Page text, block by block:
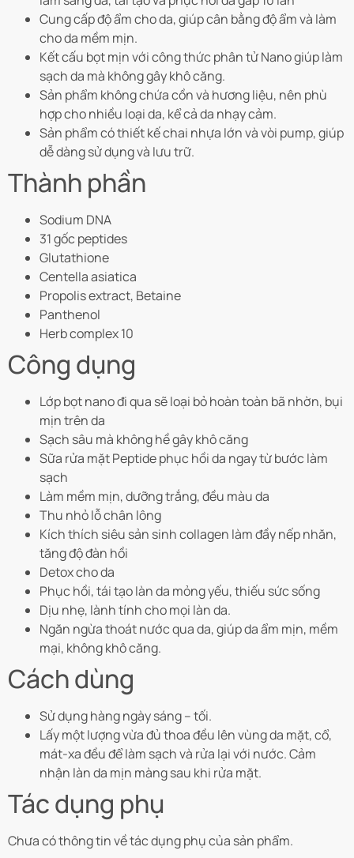
Cung cấp độ ẩm cho da, giúp cân bằng độ ẩm và làm
cho da mềm mịn.
Kết cấu bọt mịn với công thức phân tử Nano giúp làm
sạch da mà không gây khô căng.
Sản phẩm không chứa cồn và hương liệu, nên phù
hợp cho nhiều loại da, kể cả da nhạy cảm.
Sản phẩm có thiết kế chai nhựa lớn và vòi pump, giúp
dễ dàng sử dụng và lưu trữ.
Thành phần
Sodium DNA
31 gốc peptides
Glutathione
Centella asiatica
Propolis extract, Betaine
Panthenol
Herb complex 10
Công dụng
Lớp bọt nano đi qua sẽ loại bỏ hoàn toàn bã nhờn, bụi
mịn trên da
Sạch sâu mà không hề gây khô căng
Sữa rửa mặt Peptide phục hồi da ngay từ bước làm
sạch
Làm mềm mịn, dưỡng trắng, đều màu da
Thu nhỏ lỗ chân lông
Kích thích siêu sản sinh collagen làm đầy nếp nhăn,
tăng độ đàn hồi
Detox cho da
Phục hồi, tái tạo làn da mỏng yếu, thiếu sức sống
Dịu nhẹ, lành tính cho mọi làn da.
Ngăn ngừa thoát nước qua da, giúp da ẩm mịn, mềm
mại, không khô căng.
Cách dùng
Sử dụng hàng ngày sáng – tối.
Lấy một lượng vừa đủ thoa đều lên vùng da mặt, cổ,
mát-xa đều để làm sạch và rửa lại với nước. Cảm
nhận làn da mịn màng sau khi rửa mặt.
Tác dụng phụ
Chưa có thông tin về tác dụng phụ của sản phẩm.